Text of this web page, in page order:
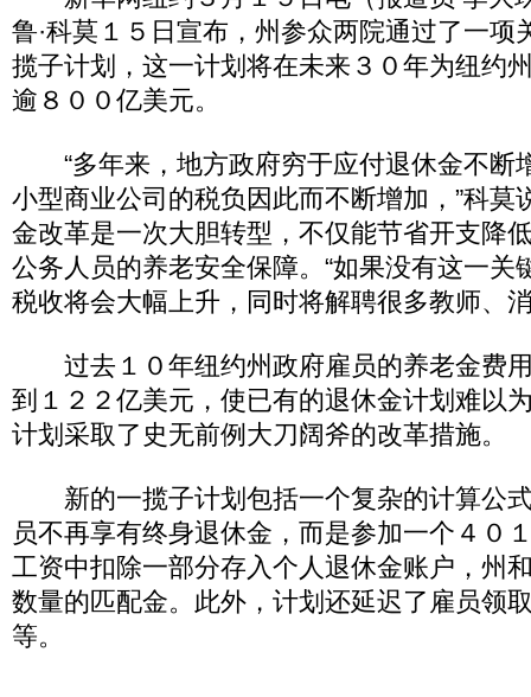
鲁·科莫１５日宣布，州参众两院通过了一项
揽子计划，这一计划将在未来３０年为纽约
逾８００亿美元。
“多年来，地方政府穷于应付退休金不断
小型商业公司的税负因此而不断增加，”科莫
金改革是一次大胆转型，不仅能节省开支降
公务人员的养老安全保障。“如果没有这一关
税收将会大幅上升，同时将解聘很多教师、
过去１０年纽约州政府雇员的养老金费
到１２２亿美元，使已有的退休金计划难以
计划采取了史无前例大刀阔斧的改革措施。
新的一揽子计划包括一个复杂的计算公
员不再享有终身退休金，而是参加一个４０
工资中扣除一部分存入个人退休金账户，州
数量的匹配金。此外，计划还延迟了雇员领
等。